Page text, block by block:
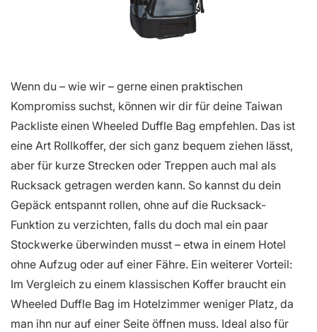
Wenn du – wie wir – gerne einen praktischen
Kompromiss suchst, können wir dir für deine Taiwan
Packliste einen Wheeled Duffle Bag empfehlen. Das ist
eine Art Rollkoffer, der sich ganz bequem ziehen lässt,
aber für kurze Strecken oder Treppen auch mal als
Rucksack getragen werden kann. So kannst du dein
Gepäck entspannt rollen, ohne auf die Rucksack-
Funktion zu verzichten, falls du doch mal ein paar
Stockwerke überwinden musst – etwa in einem Hotel
ohne Aufzug oder auf einer Fähre. Ein weiterer Vorteil:
Im Vergleich zu einem klassischen Koffer braucht ein
Wheeled Duffle Bag im Hotelzimmer weniger Platz, da
man ihn nur auf einer Seite öffnen muss. Ideal also für